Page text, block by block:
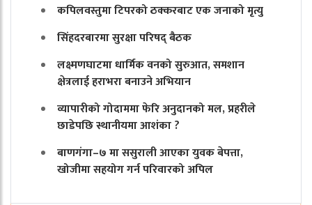
कपिलवस्तुमा टिपरको ठक्करबाट एक जनाको मृत्यु
सिंहदरबारमा सुरक्षा परिषद् बैठक
लक्ष्मणघाटमा धार्मिक वनको सुरुआत, समशान
क्षेत्रलाई हराभरा बनाउने अभियान
व्यापारीको गोदाममा फेरि अनुदानको मल, प्रहरीले
छाडेपछि स्थानीयमा आशंका ?
बाणगंगा–७ मा ससुराली आएका युवक बेपत्ता,
खोजीमा सहयोग गर्न परिवारको अपिल